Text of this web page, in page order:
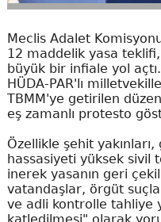
Meclis Adalet
12 maddelik yasa
büyük bir infiale yol
HÜDA-PAR'lı
TBMM'ye getirilen
eş zamanlı protesto
Özellikle şehit
hassasiyeti yüksek sivil
inerek yasanın geri
vatandaşlar, örgüt
ve adli kontrolle tahliye